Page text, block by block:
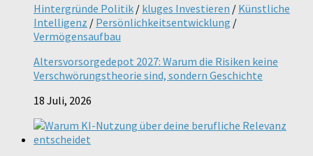
Hintergründe Politik / kluges Investieren / Künstliche
Intelligenz / Persönlichkeitsentwicklung /
Vermögensaufbau
Altersvorsorgedepot 2027: Warum die Risiken keine
Verschwörungstheorie sind, sondern Geschichte
18 Juli, 2026